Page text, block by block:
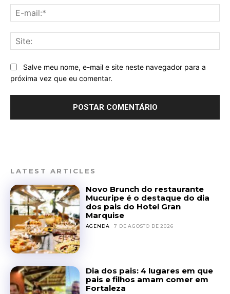
Salve meu nome, e-mail e site neste navegador para a
próxima vez que eu comentar.
LATEST ARTICLES
Novo Brunch do restaurante
Mucuripe é o destaque do dia
dos pais do Hotel Gran
Marquise
AGENDA 7 DE AGOSTO DE 2026
Dia dos pais: 4 lugares em que
pais e filhos amam comer em
Fortaleza